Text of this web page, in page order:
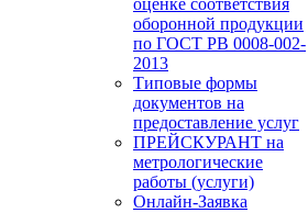
оценке соответствия
оборонной продукции
по ГОСТ РВ 0008-002-
2013
Типовые формы
документов на
предоставление услуг
ПРЕЙСКУРАНТ на
метрологические
работы (услуги)
Онлайн-Заявка